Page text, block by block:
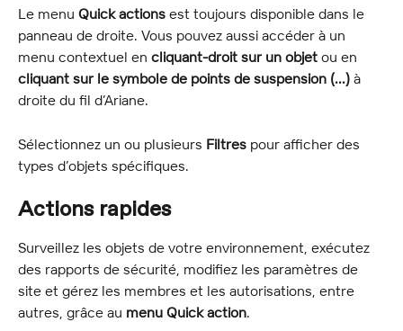
Le menu Quick actions est toujours disponible dans le
panneau de droite. Vous pouvez aussi accéder à un
menu contextuel en cliquant-droit sur un objet ou en
cliquant sur le symbole de points de suspension (...) à
droite du fil d’Ariane.
Sélectionnez un ou plusieurs Filtres pour afficher des
types d’objets spécifiques.
Actions rapides
Surveillez les objets de votre environnement, exécutez
des rapports de sécurité, modifiez les paramètres de
site et gérez les membres et les autorisations, entre
autres, grâce au menu Quick action.